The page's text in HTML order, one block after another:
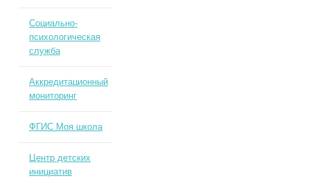
Социально-
психологическая
служба
Аккредитационный
мониторинг
ФГИС Моя школа
Центр детских
инициатив